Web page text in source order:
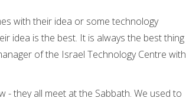
with their idea or some technology
idea is the best. It is always the best thing
of the Israel Technology Centre with
- they all meet at the Sabbath. We used to